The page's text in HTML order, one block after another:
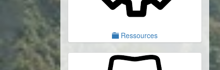
Ressources